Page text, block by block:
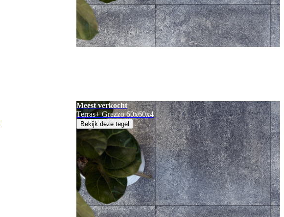
Meest verkocht
Terras+ Grezzo 60x60x4
Bekijk deze tegel